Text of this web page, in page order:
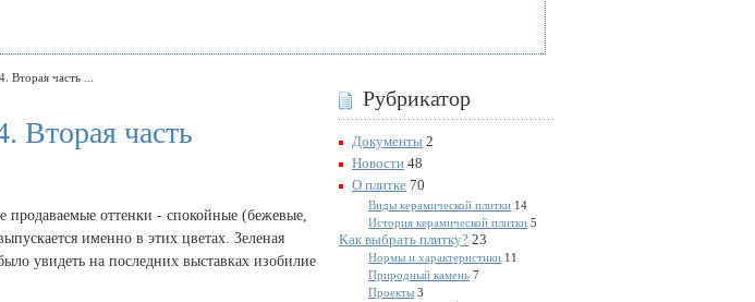
Вторая часть ...
Вторая часть
оттенки - спокойные (бежевые,
именно в этих цветах. Зеленая
увидеть на последних выставках изобилие
Рубрикатор
Документы 2
Новости 48
О плитке 70
Виды керамической плитки 14
История керамической плитки 5
Как выбрать плитку? 23
Нормы и характеристики 11
Природный камень 7
Проекты 3